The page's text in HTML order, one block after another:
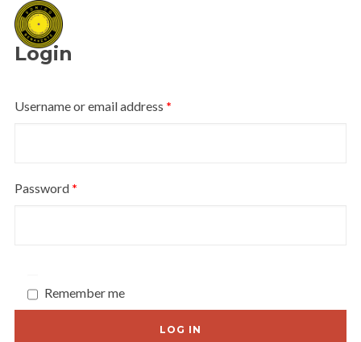
Login
Username or email address *
Password *
Remember me
LOG IN